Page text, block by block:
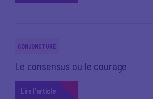
CONJONCTURE
Le consensus ou le courage
Lire l'article